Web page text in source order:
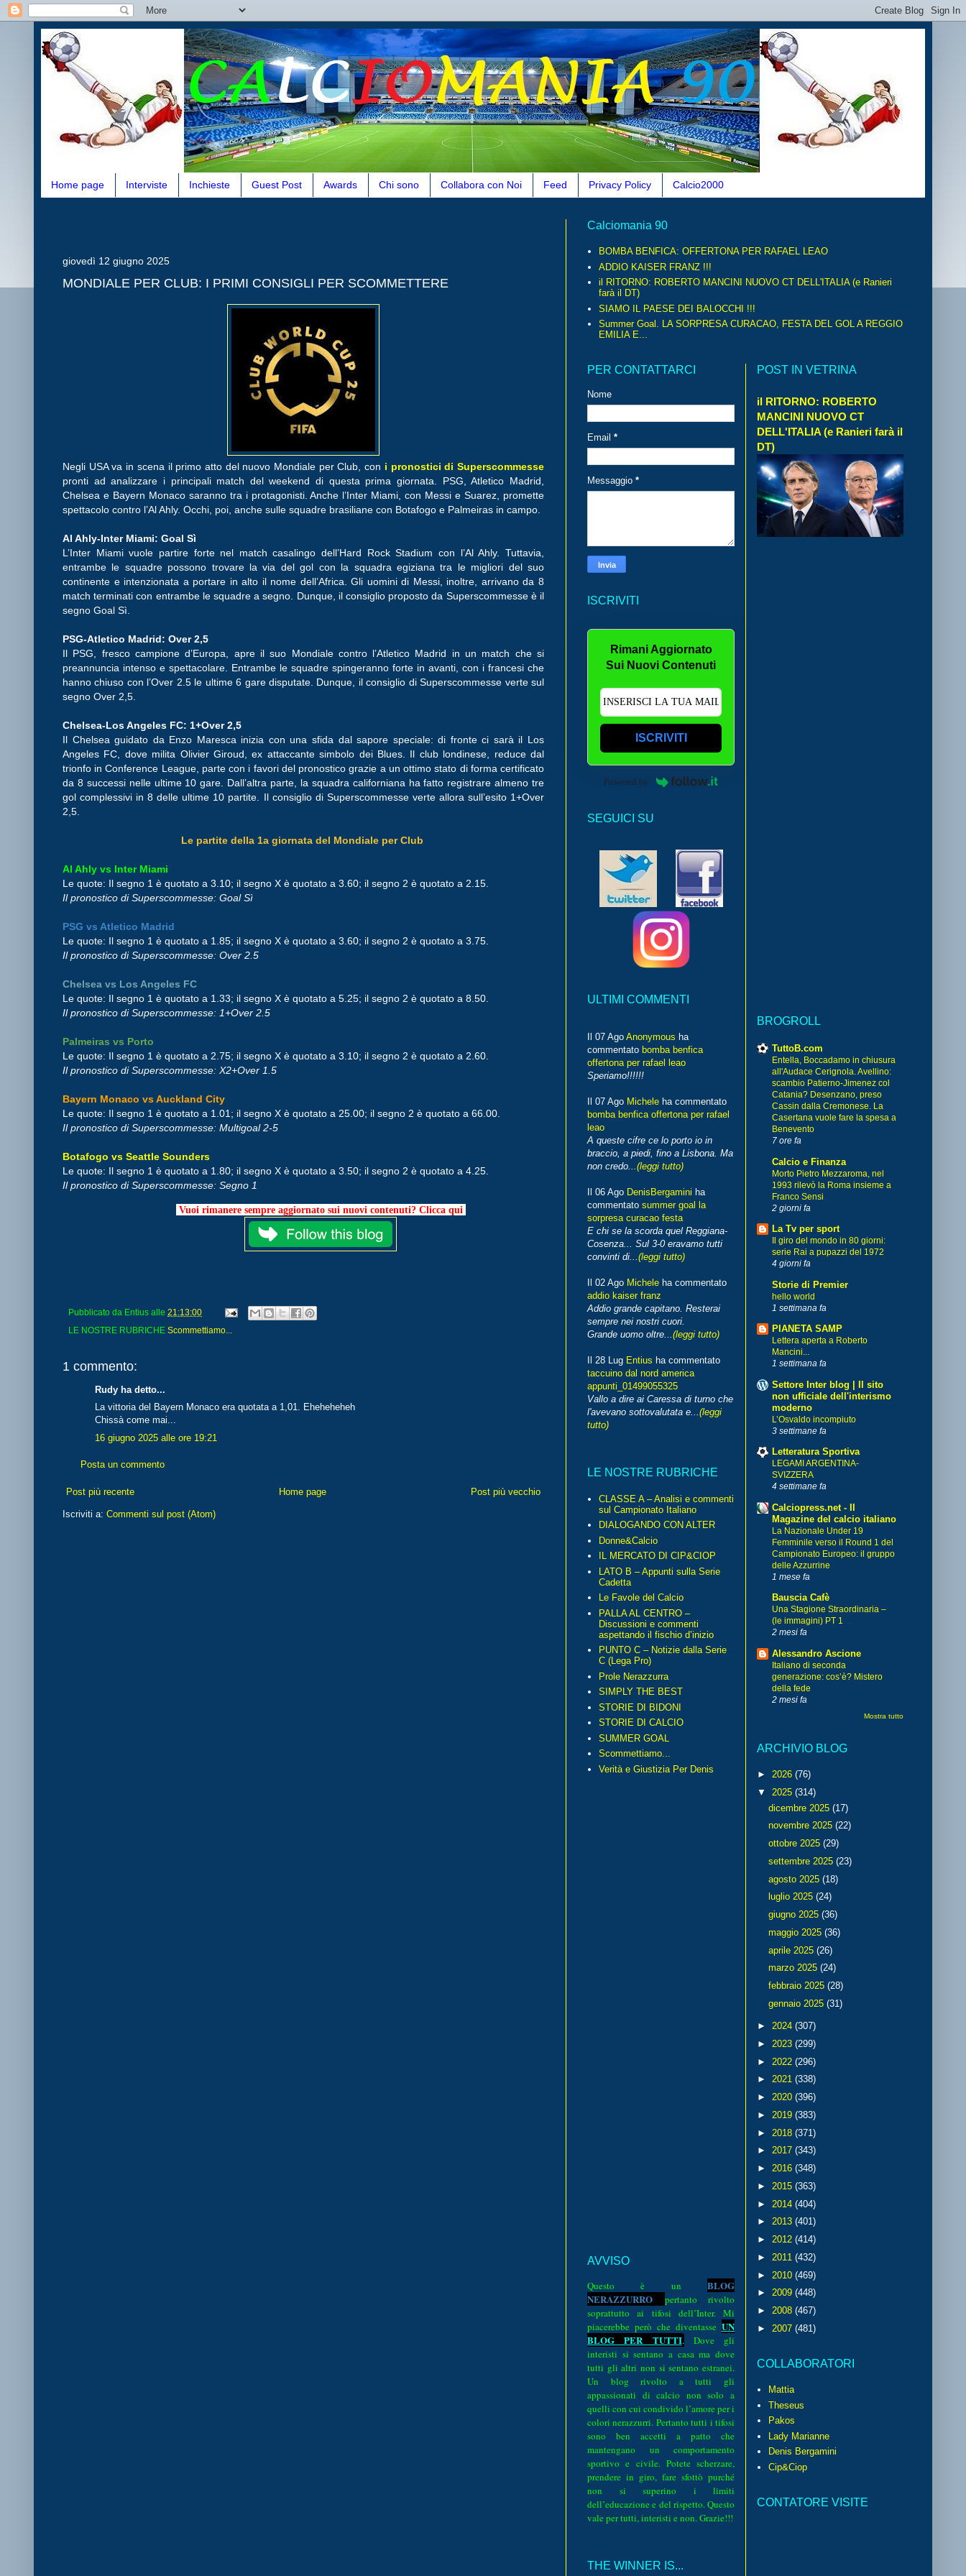
Home page Interviste Inchieste Guest Post Awards Chi sono Collabora con Noi Feed Privacy Policy Calcio2000
giovedì 12 giugno 2025
MONDIALE PER CLUB: I PRIMI CONSIGLI PER SCOMMETTERE
Negli USA va in scena il primo atto del nuovo Mondiale per Club, con i pronostici di Superscommesse
pronti ad analizzare i principali match del weekend di questa prima giornata. PSG, Atletico Madrid,
Chelsea e Bayern Monaco saranno tra i protagonisti. Anche l’Inter Miami, con Messi e Suarez, promette
spettacolo contro l’Al Ahly. Occhi, poi, anche sulle squadre brasiliane con Botafogo e Palmeiras in campo.
Al Ahly-Inter Miami: Goal Sì
L’Inter Miami vuole partire forte nel match casalingo dell’Hard Rock Stadium con l’Al Ahly. Tuttavia,
entrambe le squadre possono trovare la via del gol con la squadra egiziana tra le migliori del suo
continente e intenzionata a portare in alto il nome dell’Africa. Gli uomini di Messi, inoltre, arrivano da 8
match terminati con entrambe le squadre a segno. Dunque, il consiglio proposto da Superscommesse è il
segno Goal Sì.
PSG-Atletico Madrid: Over 2,5
Il PSG, fresco campione d’Europa, apre il suo Mondiale contro l’Atletico Madrid in un match che si
preannuncia intenso e spettacolare. Entrambe le squadre spingeranno forte in avanti, con i francesi che
hanno chiuso con l’Over 2.5 le ultime 6 gare disputate. Dunque, il consiglio di Superscommesse verte sul
segno Over 2,5.
Chelsea-Los Angeles FC: 1+Over 2,5
Il Chelsea guidato da Enzo Maresca inizia con una sfida dal sapore speciale: di fronte ci sarà il Los
Angeles FC, dove milita Olivier Giroud, ex attaccante simbolo dei Blues. Il club londinese, reduce dal
trionfo in Conference League, parte con i favori del pronostico grazie a un ottimo stato di forma certificato
da 8 successi nelle ultime 10 gare. Dall’altra parte, la squadra californiana ha fatto registrare almeno tre
gol complessivi in 8 delle ultime 10 partite. Il consiglio di Superscommesse verte allora sull’esito 1+Over
2,5.
Le partite della 1a giornata del Mondiale per Club
Al Ahly vs Inter Miami
Le quote: Il segno 1 è quotato a 3.10; il segno X è quotato a 3.60; il segno 2 è quotato a 2.15.
Il pronostico di Superscommesse: Goal Sì
PSG vs Atletico Madrid
Le quote: Il segno 1 è quotato a 1.85; il segno X è quotato a 3.60; il segno 2 è quotato a 3.75.
Il pronostico di Superscommesse: Over 2.5
Chelsea vs Los Angeles FC
Le quote: Il segno 1 è quotato a 1.33; il segno X è quotato a 5.25; il segno 2 è quotato a 8.50.
Il pronostico di Superscommesse: 1+Over 2.5
Palmeiras vs Porto
Le quote: Il segno 1 è quotato a 2.75; il segno X è quotato a 3.10; il segno 2 è quotato a 2.60.
Il pronostico di Superscommesse: X2+Over 1.5
Bayern Monaco vs Auckland City
Le quote: Il segno 1 è quotato a 1.01; il segno X è quotato a 25.00; il segno 2 è quotato a 66.00.
Il pronostico di Superscommesse: Multigoal 2-5
Botafogo vs Seattle Sounders
Le quote: Il segno 1 è quotato a 1.80; il segno X è quotato a 3.50; il segno 2 è quotato a 4.25.
Il pronostico di Superscommesse: Segno 1
Vuoi rimanere sempre aggiornato sui nuovi contenuti? Clicca qui
Pubblicato da Entius alle 21:13:00
LE NOSTRE RUBRICHE Scommettiamo...
1 commento:
Rudy ha detto...
La vittoria del Bayern Monaco era quotata a 1,01. Eheheheheh
Chissà come mai...
16 giugno 2025 alle ore 19:21
Posta un commento
Post più recente Post più vecchio
Home page
Iscriviti a: Commenti sul post (Atom)
Calciomania 90
BOMBA BENFICA: OFFERTONA PER RAFAEL LEAO
ADDIO KAISER FRANZ !!!
il RITORNO: ROBERTO MANCINI NUOVO CT DELL'ITALIA (e Ranieri
farà il DT)
SIAMO IL PAESE DEI BALOCCHI !!!
Summer Goal. LA SORPRESA CURACAO, FESTA DEL GOL A REGGIO
EMILIA E...
PER CONTATTARCI
Nome
Email *
Messaggio *
ISCRIVITI
Rimani Aggiornato
Sui Nuovi Contenuti
ISCRIVITI
Powered by
SEGUICI SU
ULTIMI COMMENTI
Il 07 Ago Anonymous ha
commentato bomba benfica
offertona per rafael leao
Speriamo!!!!!!
Il 07 Ago Michele ha commentato
bomba benfica offertona per rafael
leao
A queste cifre ce lo porto io in
braccio, a piedi, fino a Lisbona. Ma
non credo...(leggi tutto)
Il 06 Ago DenisBergamini ha
commentato summer goal la
sorpresa curacao festa
E chi se la scorda quel Reggiana-
Cosenza... Sul 3-0 eravamo tutti
convinti di...(leggi tutto)
Il 02 Ago Michele ha commentato
addio kaiser franz
Addio grande capitano. Resterai
sempre nei nostri cuori.
Grande uomo oltre...(leggi tutto)
Il 28 Lug Entius ha commentato
taccuino dal nord america
appunti_01499055325
Vallo a dire ai Caressa di turno che
l'avevano sottovalutata e...(leggi
tutto)
LE NOSTRE RUBRICHE
CLASSE A – Analisi e commenti
sul Campionato Italiano
DIALOGANDO CON ALTER
Donne&Calcio
IL MERCATO DI CIP&CIOP
LATO B – Appunti sulla Serie
Cadetta
Le Favole del Calcio
PALLA AL CENTRO –
Discussioni e commenti
aspettando il fischio d’inizio
PUNTO C – Notizie dalla Serie
C (Lega Pro)
Prole Nerazzurra
SIMPLY THE BEST
STORIE DI BIDONI
STORIE DI CALCIO
SUMMER GOAL
Scommettiamo...
Verità e Giustizia Per Denis
AVVISO
Questo è un BLOG
NERAZZURRO pertanto rivolto
soprattutto ai tifosi dell’Inter. Mi
piacerebbe però che diventasse UN
BLOG PER TUTTI.
Dove gli
interisti si sentano a casa ma dove
tutti gli altri non si sentano estranei.
Un blog rivolto a tutti gli
appassionati di calcio non solo a
quelli con cui condivido l’amore per i
colori nerazzurri. Pertanto tutti i tifosi
sono ben accetti a patto che
mantengano un comportamento
sportivo e civile. Potete scherzare,
prendere in giro, fare sfottò purché
non si superino i limiti
dell’educazione e del rispetto. Questo
vale per tutti, interisti e non. Grazie!!!
THE WINNER IS...
POST IN VETRINA
il RITORNO: ROBERTO
MANCINI NUOVO CT
DELL'ITALIA (e Ranieri farà il
DT)
BROGROLL
TuttoB.com
Entella, Boccadamo in chiusura
all'Audace Cerignola. Avellino:
scambio Patierno-Jimenez col
Catania? Desenzano, preso
Cassin dalla Cremonese. La
Casertana vuole fare la spesa a
Benevento
7 ore fa
Calcio e Finanza
Morto Pietro Mezzaroma, nel
1993 rilevò la Roma insieme a
Franco Sensi
2 giorni fa
La Tv per sport
Il giro del mondo in 80 giorni:
serie Rai a pupazzi del 1972
4 giorni fa
Storie di Premier
hello world
1 settimana fa
PIANETA SAMP
Lettera aperta a Roberto
Mancini...
1 settimana fa
Settore Inter blog | Il sito
non ufficiale dell'interismo
moderno
L’Osvaldo incompiuto
3 settimane fa
Letteratura Sportiva
LEGAMI ARGENTINA-
SVIZZERA
4 settimane fa
Calciopress.net - Il
Magazine del calcio italiano
La Nazionale Under 19
Femminile verso il Round 1 del
Campionato Europeo: il gruppo
delle Azzurrine
1 mese fa
Bauscia Cafè
Una Stagione Straordinaria –
(le immagini) PT 1
2 mesi fa
Alessandro Ascione
Italiano di seconda
generazione: cos’è? Mistero
della fede
2 mesi fa
Mostra tutto
ARCHIVIO BLOG
► 2026 (76)
▼ 2025 (314)
dicembre 2025 (17)
novembre 2025 (22)
ottobre 2025 (29)
settembre 2025 (23)
agosto 2025 (18)
luglio 2025 (24)
giugno 2025 (36)
maggio 2025 (36)
aprile 2025 (26)
marzo 2025 (24)
febbraio 2025 (28)
gennaio 2025 (31)
► 2024 (307)
► 2023 (299)
► 2022 (296)
► 2021 (338)
► 2020 (396)
► 2019 (383)
► 2018 (371)
► 2017 (343)
► 2016 (348)
► 2015 (363)
► 2014 (404)
► 2013 (401)
► 2012 (414)
► 2011 (432)
► 2010 (469)
► 2009 (448)
► 2008 (467)
► 2007 (481)
COLLABORATORI
Mattia
Theseus
Pakos
Lady Marianne
Denis Bergamini
Cip&Ciop
CONTATORE VISITE